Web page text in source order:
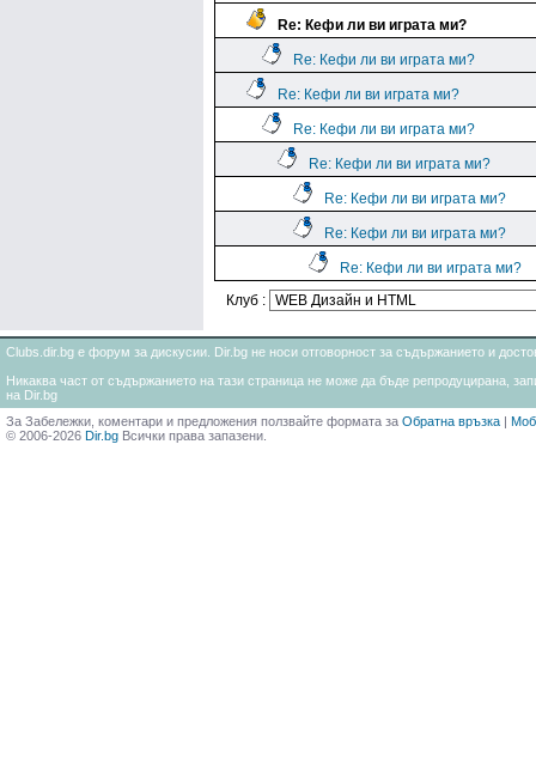
Re: Кефи ли ви играта ми?
Re: Кефи ли ви играта ми?
Re: Кефи ли ви играта ми?
Re: Кефи ли ви играта ми?
Re: Кефи ли ви играта ми?
Re: Кефи ли ви играта ми?
Re: Кефи ли ви играта ми?
Re: Кефи ли ви играта ми?
Клуб :
Clubs.dir.bg е форум за дискусии. Dir.bg не носи отговорност за съдържанието и
Никаква част от съдържанието на тази страница не може да бъде репродуцирана,
на Dir.bg
За Забележки, коментари и предложения ползвайте формата за Обратна връзка |
© 2006-2026 Dir.bg Всички права запазени.